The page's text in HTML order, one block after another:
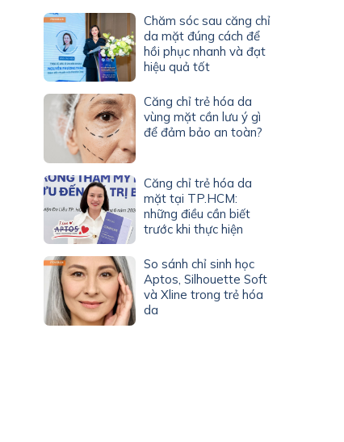
Chăm sóc sau căng chỉ
da mặt đúng cách để
hồi phục nhanh và đạt
hiệu quả tốt
Căng chỉ trẻ hóa da
vùng mặt cần lưu ý gì
để đảm bảo an toàn?
Căng chỉ trẻ hóa da
mặt tại TP.HCM:
những điều cần biết
trước khi thực hiện
So sánh chỉ sinh học
Aptos, Silhouette Soft
và Xline trong trẻ hóa
da